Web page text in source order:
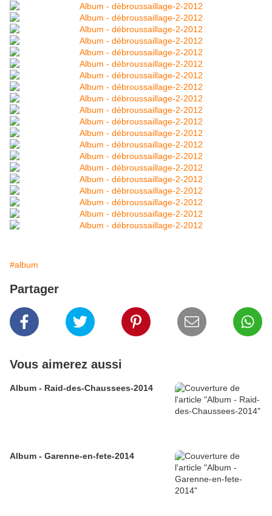
#album
Partager
Vous aimerez aussi
Album - Raid-des-Chaussees-2014
Album - Garenne-en-fete-2014